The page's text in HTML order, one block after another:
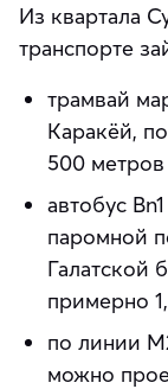
Из квартала
транспорте
трамвай
Каракёй,
500
автобус
паромной
Галатской
примерно
по линии
можно